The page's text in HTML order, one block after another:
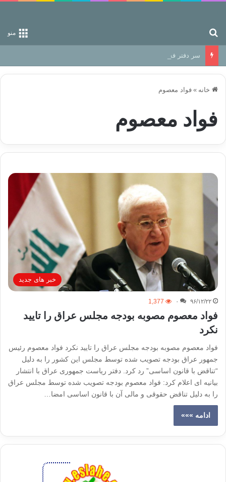
منو
سر دفتر فساد در زمین‌، دوری وکناره‌گیری از راه خداست‌!
خانه » فواد معصوم
فواد معصوم
خبر های جدید
۹۶/۱۲/۲۲ ۰ 1,377
فواد معصوم مصوبه بودجه مجلس عراق را تایید
نکرد
فواد معصوم مصوبه بودجه مجلس عراق را تایید نکرد فواد معصوم رئیس
جمهور عراق بودجه تصویب شده توسط مجلس این کشور را به دلیل
“تناقض با قانون اساسی” رد کرد. دفتر ریاست جمهوری عراق با انتشار
بیانیه ای اعلام کرد: فواد معصوم بودجه تصویب شده توسط مجلس عراق
را به دلیل تناقض حقوقی و مالی آن با قانون اساسی امضا…
ادامه »»»